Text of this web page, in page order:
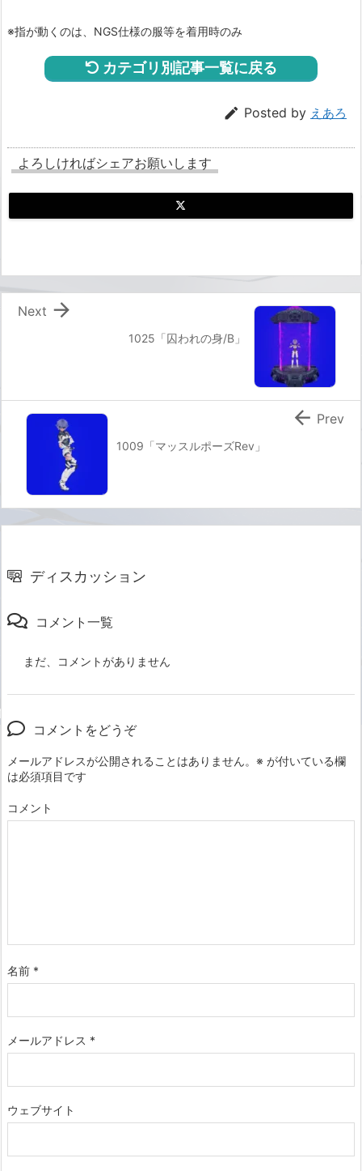
※指が動くのは、NGS仕様の服等を着用時のみ
カテゴリ別記事一覧に戻る
 Posted by えあろ
よろしければシェアお願いします
1025「囚われの身/B」

Next
1009「マッスルポーズRev」
 Prev
ディスカッション
コメント一覧
まだ、コメントがありません
コメントをどうぞ
メールアドレスが公開されることはありません。 ※ が付いている欄
は必須項目です
コメント
名前 *
メールアドレス *
ウェブサイト